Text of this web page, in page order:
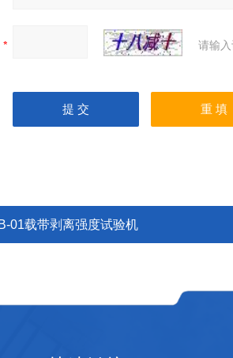
请输
01载带剥离强度试验机